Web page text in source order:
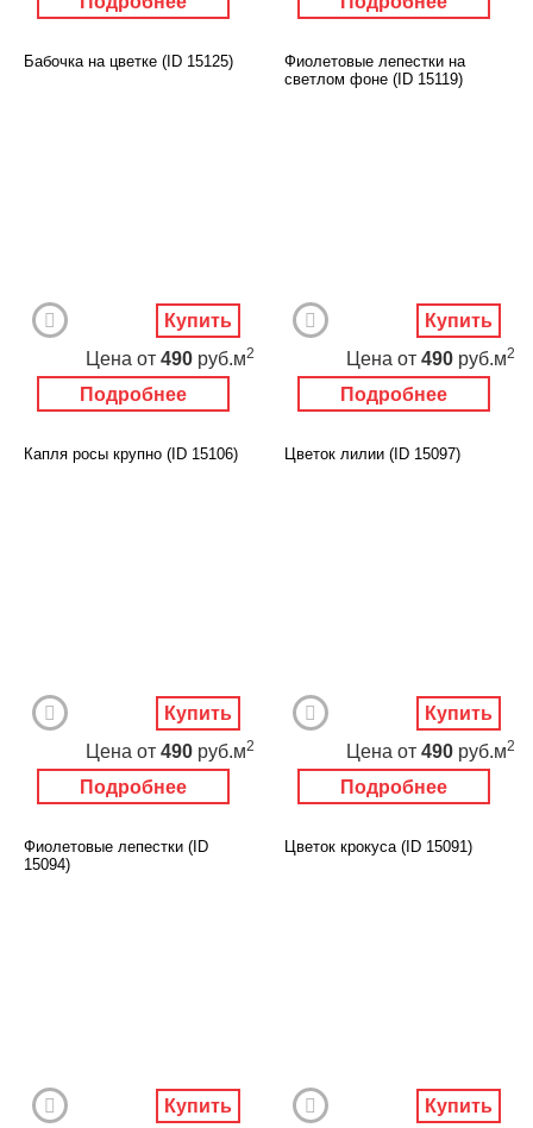
Бабочка на цветке (ID 15125)
Подробнее
Цена от 490 руб.м2
Купить
Фиолетовые лепестки на
светлом фоне (ID 15119)
Подробнее
Цена от 490 руб.м2
Купить
Капля росы крупно (ID 15106)
Подробнее
Цена от 490 руб.м2
Купить
Цветок лилии (ID 15097)
Подробнее
Цена от 490 руб.м2
Купить
Фиолетовые лепестки (ID
15094)
Купить
Цветок крокуса (ID 15091)
Купить